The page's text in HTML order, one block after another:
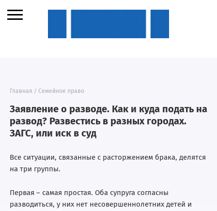
Главная / Семейное право
Заявление о разводе. Как и куда подать на
развод? Развестись в разных городах.
ЗАГС, или иск в суд
Все ситуации, связанные с расторжением брака, делятся
на три группы.
Первая – самая простая. Оба супруга согласны
разводиться, у них нет несовершеннолетних детей и